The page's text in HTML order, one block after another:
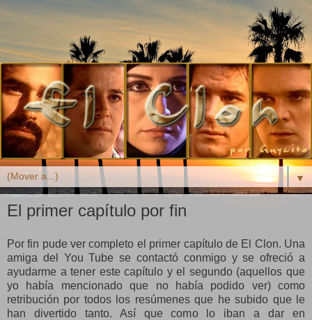
▼
El primer capítulo por fin
Por fin pude ver completo el primer capítulo de El Clon. Una
amiga del You Tube se contactó conmigo y se ofreció a
ayudarme a tener este capítulo y el segundo (aquellos que
yo había mencionado que no había podido ver) como
retribución por todos los resúmenes que he subido que le
han divertido tanto. Así que como lo iban a dar en